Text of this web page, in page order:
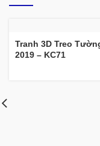
Tranh 3D Treo
2019 – KC71